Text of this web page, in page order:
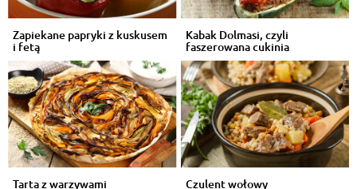
Zapiekane papryki z kuskusem
i fetą
Kabak Dolmasi, czyli
faszerowana cukinia
Tarta z warzywami Czulent wołowy